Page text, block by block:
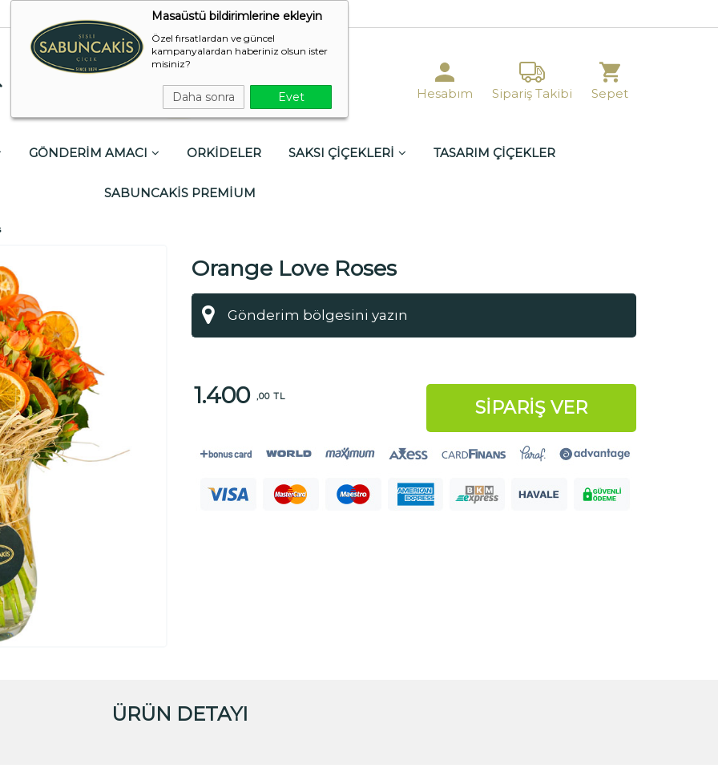
Masaüstü bildirimlerine ekleyin
Özel fırsatlardan ve güncel
kampanyalardan haberiniz olsun ister
misiniz?
Daha sonra Evet Hesabım Sipariş Takibi Sepet
GÖNDERİM AMACI ORKİDELER SAKSI ÇİÇEKLERİ TASARIM ÇİÇEKLER
SABUNCAKİS PREMİUM
Orange Love Roses
1.400 ,00 TL
SİPARİŞ VER
ÜRÜN DETAYI